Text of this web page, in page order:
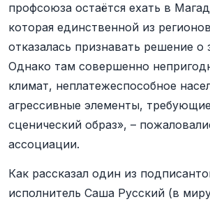
профсоюза остаётся ехать в
которая единственной из
отказалась признавать решение о
Однако там совершенно
климат, неплатежеспособное
агрессивные элементы,
сценический образ», –
ассоциации.
Как рассказал один из
исполнитель Саша Русский (в